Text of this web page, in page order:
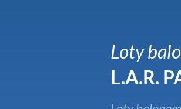
Loty
L.A.R.